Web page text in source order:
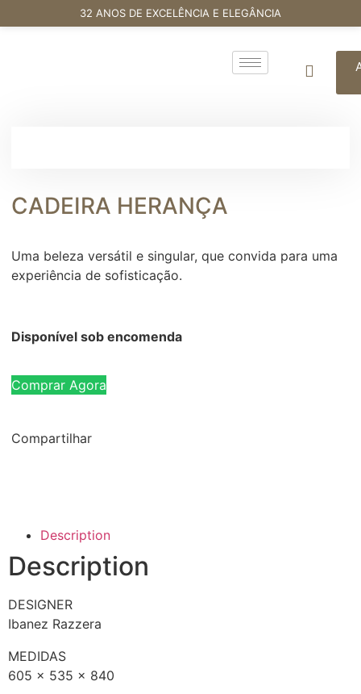
32 ANOS DE EXCELÊNCIA E ELEGÂNCIA
CADEIRA HERANÇA
Uma beleza versátil e singular, que convida para uma
experiência de sofisticação.
Disponível sob encomenda
Comprar Agora
Compartilhar
Description
Description
DESIGNER
Ibanez Razzera
MEDIDAS
605 x 535 x 840